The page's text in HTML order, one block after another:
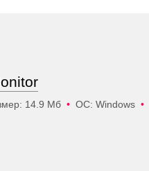
14.9 Мб • ОС: Windows •